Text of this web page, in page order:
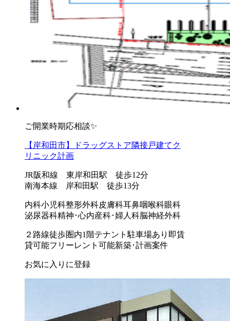
ご開業時期応相談✨
【岸和田市】ドラッグストア隣接戸建てク
リニック計画
JR阪和線 東岸和田駅 徒歩12分
南海本線 岸和田駅 徒歩13分
内科小児科整形外科皮膚科耳鼻咽喉科眼科
泌尿器科精神･心内産科･婦人科脳神経外科
２路線徒歩圏内1階テナント 駐車場あり 即賃
貸可能フリーレント可能新築･計画案件
お気に入りに登録